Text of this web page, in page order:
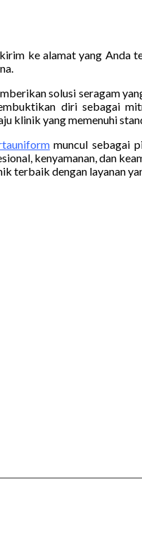
ke alamat yang
solusi seragam
diri sebagai
klinik yang memenuhi
muncul sebagai
kenyamanan, dan
terbaik dengan layanan